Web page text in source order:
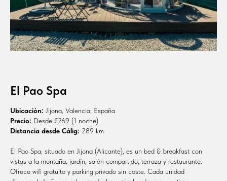
El Pao Spa
Ubicación: Jijona, Valencia, España
Precio: Desde €269 (1 noche)
Distancia desde Cálig: 289 km
El Pao Spa, situado en Jijona (Alicante), es un bed & breakfast con
vistas a la montaña, jardín, salón compartido, terraza y restaurante.
Ofrece wifi gratuito y parking privado sin coste. Cada unidad